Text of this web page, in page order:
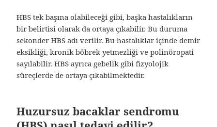
HBS tek başına olabileceği gibi, başka hastalıkların
bir belirtisi olarak da ortaya çıkabilir. Bu duruma
sekonder HBS adı verilir. Bu hastalıklar içinde demir
eksikliği, kronik böbrek yetmezliği ve polinöropati
sayılabilir. HBS ayrıca gebelik gibi fizyolojik
süreçlerde de ortaya çıkabilmektedir.
Huzursuz bacaklar sendromu